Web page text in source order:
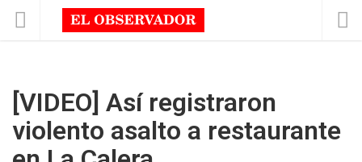
[VIDEO] Así registraron
violento asalto a restaurante